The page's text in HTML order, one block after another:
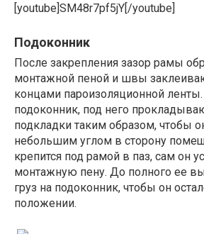
[youtube]SM48r7pf5jY[/youtube]
Подоконник
После закрепления зазор рамы
монтажной пеной и швы
концами пароизоляционной ленты.
подоконник, под него
подкладки таким образом, чтобы
небольшим углом в сторону
крепится под рамой в паз, сам он
монтажную пену. До полного ее
груз на подоконник, чтобы он
положении.